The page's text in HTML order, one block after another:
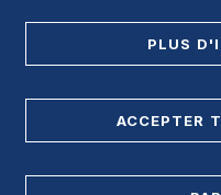
PLUS
ACCEPTER